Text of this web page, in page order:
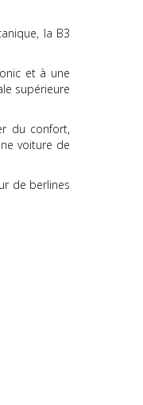
la B3
et à une
supérieure
du confort,
voiture de
de berlines